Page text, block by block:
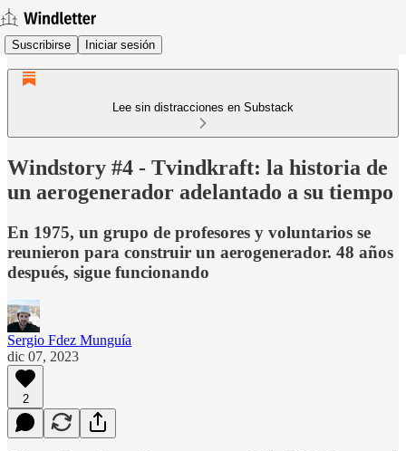
Suscribirse Iniciar sesión
Lee sin distracciones en Substack
Windstory #4 - Tvindkraft: la historia de
un aerogenerador adelantado a su tiempo
En 1975, un grupo de profesores y voluntarios se
reunieron para construir un aerogenerador. 48 años
después, sigue funcionando
Sergio Fdez Munguía
dic 07, 2023
2